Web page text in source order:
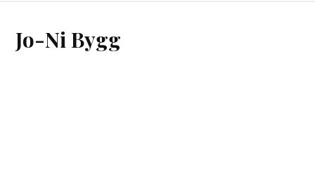
Jo-Ni Bygg